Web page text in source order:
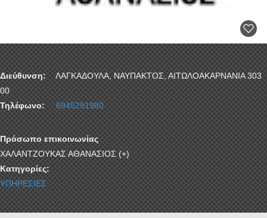
Διεύθυνση:
ΛΑΓΚΑΔΟΥΛΑ, ΝΑΥΠΑΚΤΟΣ, ΑΙΤΩΛΟΑΚΑΡΝΑΝΙΑ 303
00
Τηλέφωνο:
6945291980
Πρόσωπο επικοινωνίας
ΧΑΛΑΝΤΖΟΥΚΑΣ ΑΘΑΝΑΣΙΟΣ (+)
Κατηγορίες:
ΥΠΗΡΕΣΙΕΣ